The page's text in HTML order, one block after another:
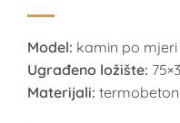
Model: kamin po mjeri
Ugrađeno ložište:
Materijali: termobeton